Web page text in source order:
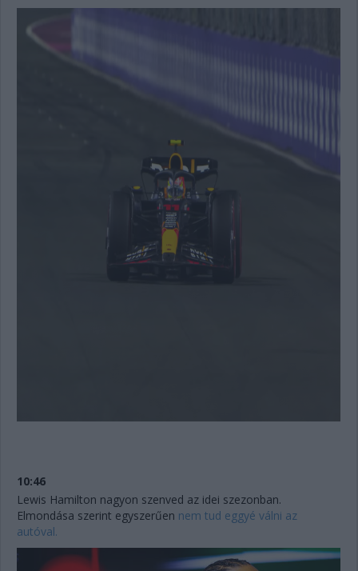
10:46
Lewis Hamilton nagyon szenved az idei szezonban.
Elmondása szerint egyszerűen nem tud eggyé válni az
autóval.